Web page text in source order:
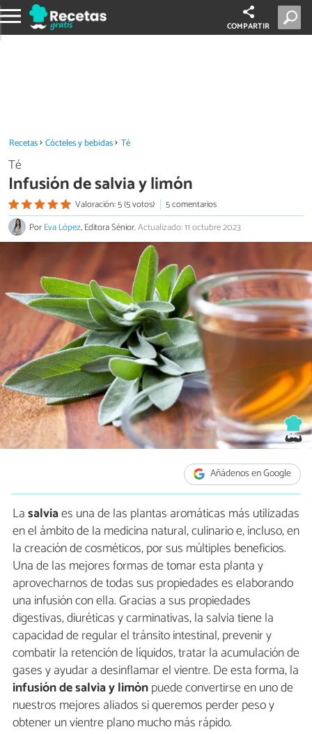
COMPARTIR
Recetas Cócteles y bebidas Té
Té
Infusión de salvia y limón
Valoración: 5 (5 votos)
5 comentarios
PorEva López, Editora Sénior.Actualizado: 11 octubre 2023
Añádenos en Google
Lasalviaes una de las plantas aromáticas más utilizadas
en el ámbito de la medicina natural, culinario e, incluso, en
la creación de cosméticos, por sus múltiples beneficios.
Una de las mejores formas de tomar esta planta y
aprovecharnos de todas sus propiedades es elaborando
una infusión con ella. Gracias a sus propiedades
digestivas, diuréticas y carminativas, la salvia tiene la
capacidad de regular el tránsito intestinal, prevenir y
combatir la retención de líquidos, tratar la acumulación de
gases y ayudar a desinflamar el vientre. De esta forma, la
infusión de salvia y limónpuede convertirse en uno de
nuestros mejores aliados si queremos perder peso y
obtener un vientre plano mucho más rápido.